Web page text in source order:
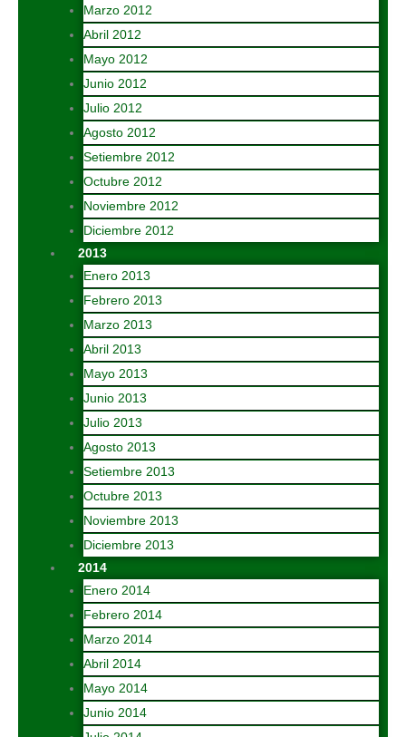
Marzo 2012
Abril 2012
Mayo 2012
Junio 2012
Julio 2012
Agosto 2012
Setiembre 2012
Octubre 2012
Noviembre 2012
Diciembre 2012
2013
Enero 2013
Febrero 2013
Marzo 2013
Abril 2013
Mayo 2013
Junio 2013
Julio 2013
Agosto 2013
Setiembre 2013
Octubre 2013
Noviembre 2013
Diciembre 2013
2014
Enero 2014
Febrero 2014
Marzo 2014
Abril 2014
Mayo 2014
Junio 2014